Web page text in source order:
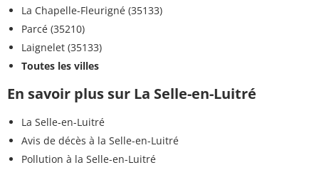
La Chapelle-Fleurigné (35133)
Parcé (35210)
Laignelet (35133)
Toutes les villes
En savoir plus sur La Selle-en-Luitré
La Selle-en-Luitré
Avis de décès à la Selle-en-Luitré
Pollution à la Selle-en-Luitré